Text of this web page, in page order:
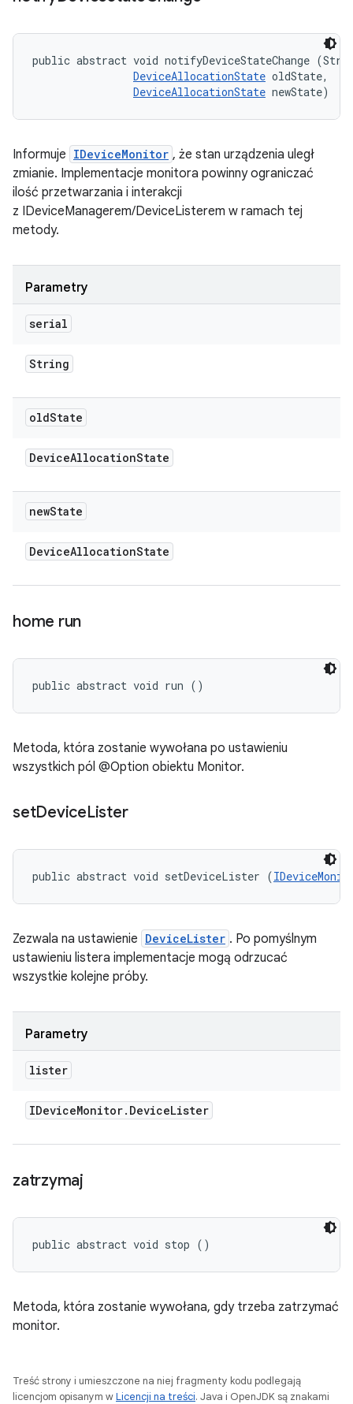
public abstract void notifyDeviceStateChange
DeviceAllocationState oldState,
DeviceAllocationState newState)
Informuje IDeviceMonitor , że stan urządzenia uległ
zmianie. Implementacje monitora powinny ograniczać
ilość przetwarzania i interakcji
z IDeviceManagerem/DeviceListerem w ramach tej
metody.
Parametry
serial
String
oldState
DeviceAllocationState
newState
DeviceAllocationState
home run
public abstract void run ()
Metoda, która zostanie wywołana po ustawieniu
wszystkich pól @Option obiektu Monitor.
setDeviceLister
public abstract void setDeviceLister (
Zezwala na ustawienie DeviceLister . Po pomyślnym
ustawieniu listera implementacje mogą odrzucać
wszystkie kolejne próby.
Parametry
lister
IDeviceMonitor. DeviceLister
zatrzymaj
public abstract void stop ()
Metoda, która zostanie wywołana, gdy trzeba zatrzymać
monitor.
Treść strony i umieszczone na niej fragmenty kodu podlegają
licencjom opisanym wLicencji na treści. Java i OpenJDK są znakami